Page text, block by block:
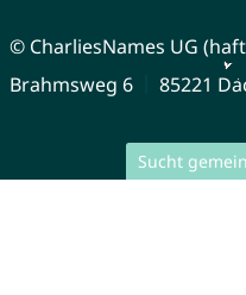
Sucht
© CharliesNames UG
Brahmsweg 6
85221